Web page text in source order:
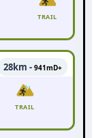
TRAIL
28km - 941mD+
TRAIL